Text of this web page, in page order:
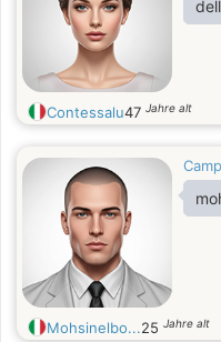
Contessalu47 Jahre alt
Mohsinelbo...25 Jahre alt